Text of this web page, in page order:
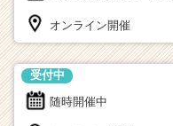
オンライン開催
随時開催中
受付中